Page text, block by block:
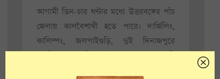
আগামী তিন-চার ঘণ্টার মধ্যে উত্তরবঙ্গের পাঁচ
জেলায় কালবৈশাখী হতে পারে। দার্জিলিং,
কালিম্পং, জলপাইগুড়ি, দুই দিনাজপুরে